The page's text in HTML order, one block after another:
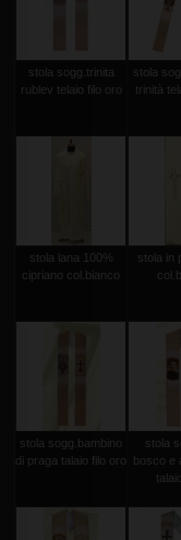
stola sogg.trinita
rublev telaio filo oro
stola
trinità
stola lana 100%
cipriano col.bianco
stola in
stola sogg.bambino
di praga talaio filo oro
stola
bosco e